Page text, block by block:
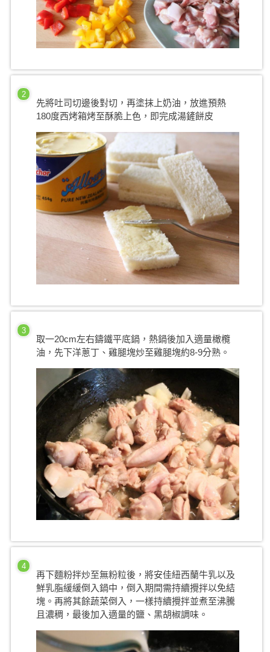
2
先將吐司切邊後對切，再塗抹上奶油，放進預熱
180度西烤箱烤至酥脆上色，即完成湯鏟餅皮
3
取一20cm左右鑄鐵平底鍋，熱鍋後加入適量橄欖
油，先下洋蔥丁、雞腿塊炒至雞腿塊約8-9分熟。
4
再下麵粉拌炒至無粉粒後，將安佳紐西蘭牛乳以及
鮮乳脂緩緩倒入鍋中，倒入期間需持續攪拌以免結
塊。再將其餘蔬菜倒入，一樣持續攪拌並煮至沸騰
且濃稠，最後加入適量的鹽、黑胡椒調味。